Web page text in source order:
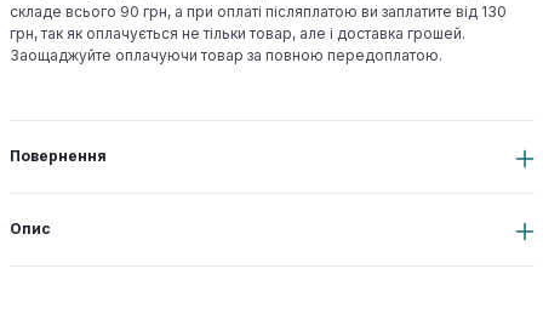
складе всього 90 грн, а при оплаті післяплатою ви заплатите від 130
грн, так як оплачується не тільки товар, але і доставка грошей.
Заощаджуйте оплачуючи товар за повною передоплатою.
Повернення
Опис